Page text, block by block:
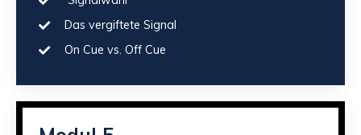
Das vergiftete Signal
On Cue vs. Off Cue